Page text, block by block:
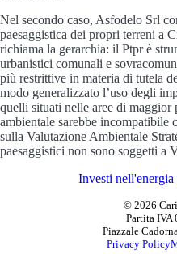
Nel secondo caso, Asfodelo Srl
paesaggistica dei propri terreni a
richiama la gerarchia: il Ptpr è
urbanistici comunali e
più restrittive in materia di tutela
modo generalizzato l’uso degli
quelli situati nelle aree di
ambientale sarebbe
sulla Valutazione Ambientale
paesaggistici non sono soggetti a
Investi nell'energia
© 2026
Partita IVA
Piazzale
Privacy Policy